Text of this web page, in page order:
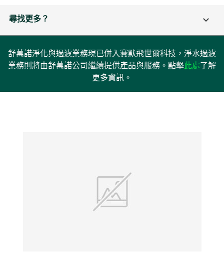
尋找更多？
舒萬諾淨化與過濾業務現已併入賽默飛世爾科技，淨水過濾
業務則將由舒萬諾公司繼續提供產品與服務。點擊此處在
了解
更多資訊。